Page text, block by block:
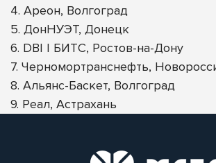
4. Ареон, Волгоград
5. ДонНУЭТ, Донецк
6. DBI | БИТС, Ростов-на-Дону
7. Черномортранснефть,
8. Альянс-Баскет, Волгоград
9. Реал, Астрахань